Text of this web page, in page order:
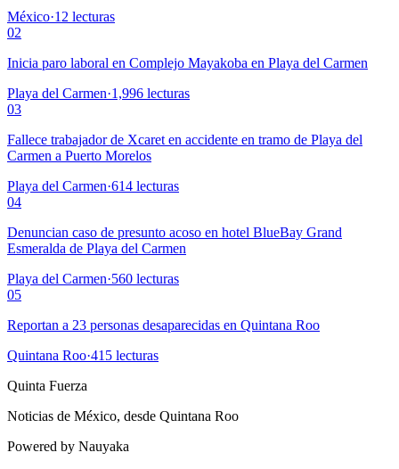
México·12 lecturas
02
Inicia paro laboral en Complejo Mayakoba en Playa del Carmen
Playa del Carmen·1,996 lecturas
03
Fallece trabajador de Xcaret en accidente en tramo de Playa del
Carmen a Puerto Morelos
Playa del Carmen·614 lecturas
04
Denuncian caso de presunto acoso en hotel BlueBay Grand
Esmeralda de Playa del Carmen
Playa del Carmen·560 lecturas
05
Reportan a 23 personas desaparecidas en Quintana Roo
Quintana Roo·415 lecturas
Quinta Fuerza
Noticias de México, desde Quintana Roo
Powered by Nauyaka